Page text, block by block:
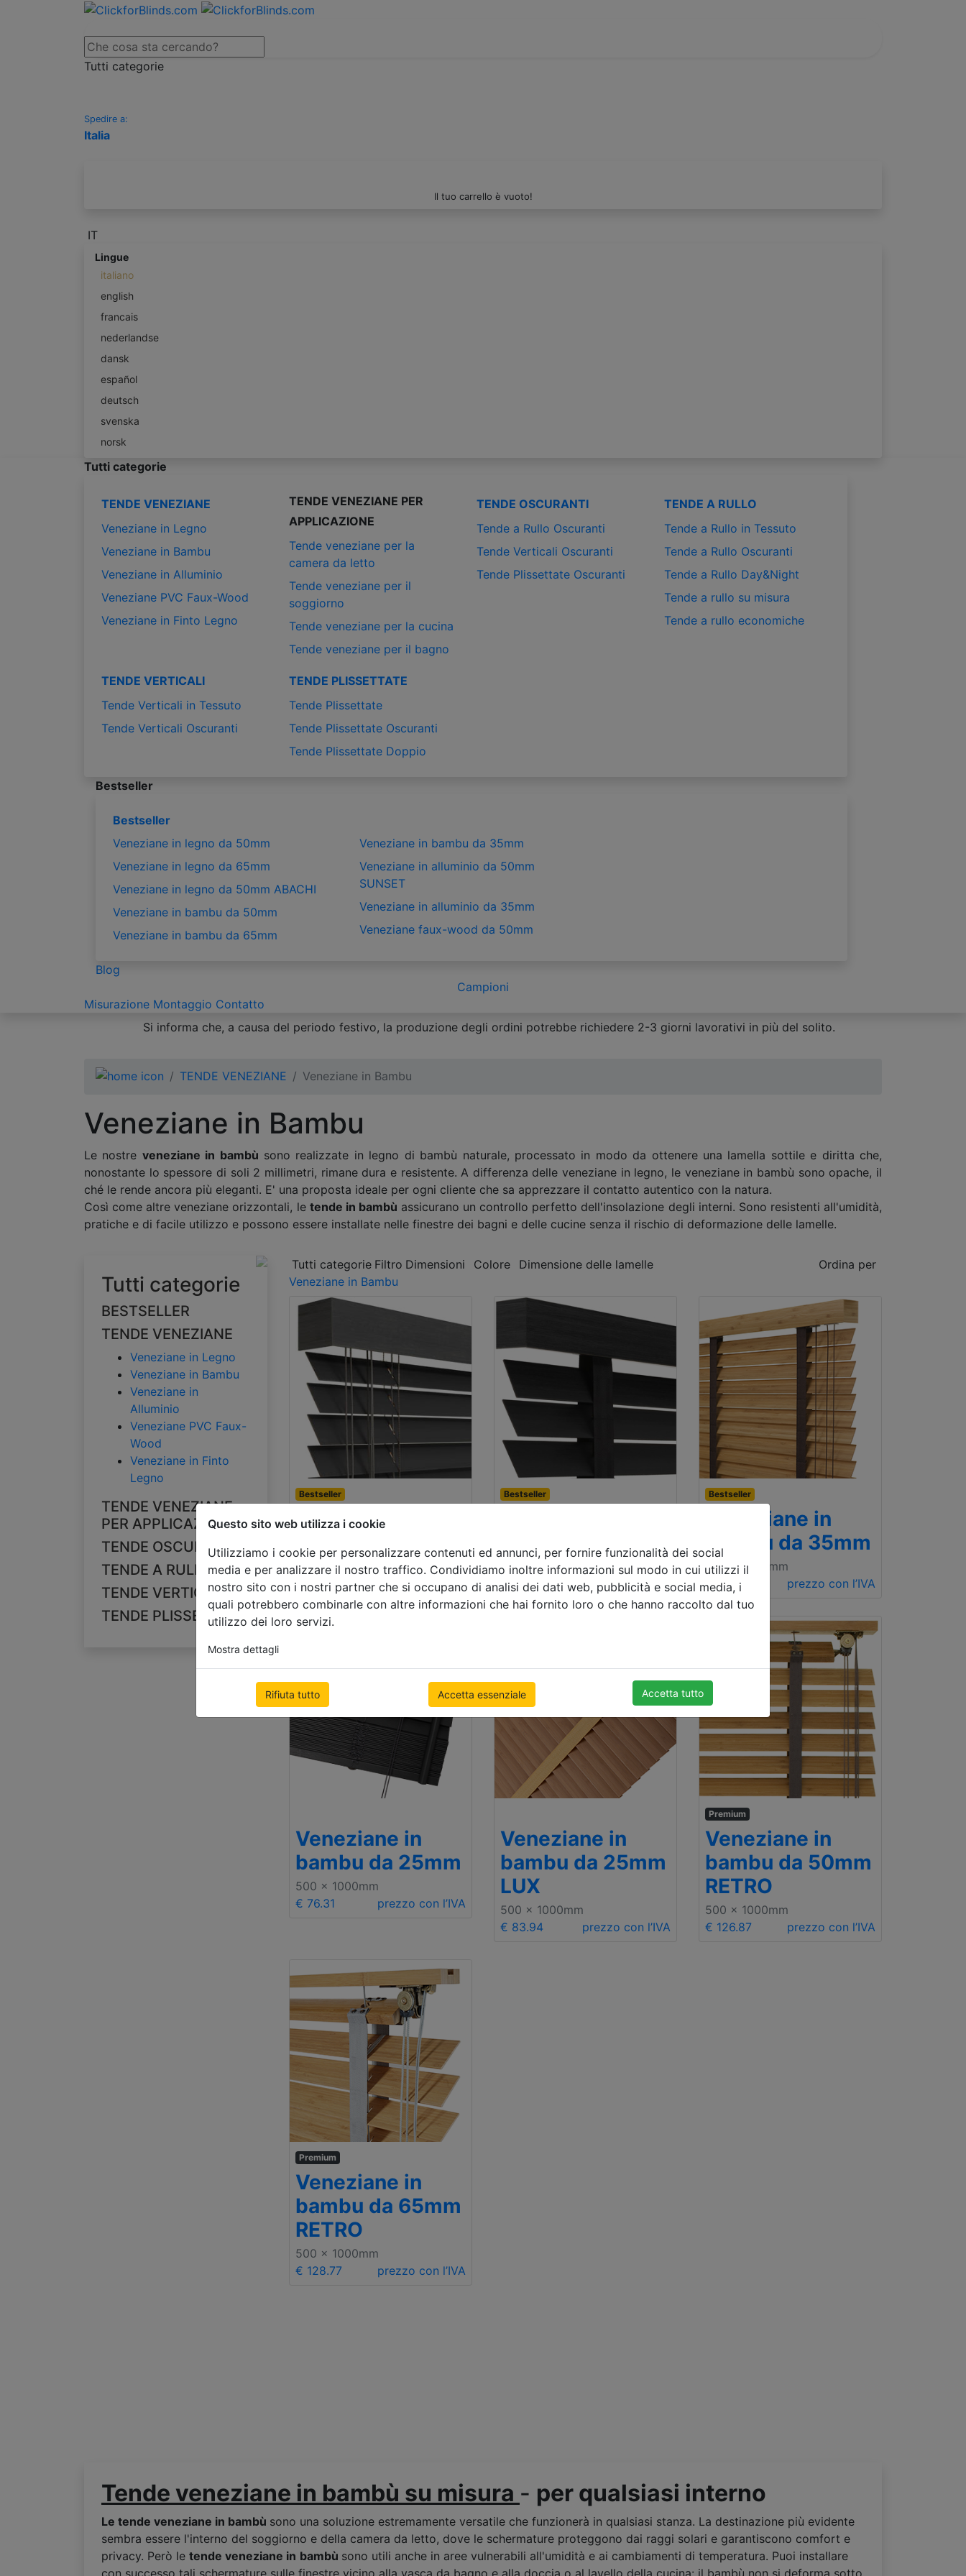
Questo sito web utilizza i cookie
Utilizziamo i cookie per personalizzare contenuti ed annunci, per fornire funzionalità dei social
media e per analizzare il nostro traffico. Condividiamo inoltre informazioni sul modo in cui utilizzi il
nostro sito con i nostri partner che si occupano di analisi dei dati web, pubblicità e social media, i
quali potrebbero combinarle con altre informazioni che hai fornito loro o che hanno raccolto dal tuo
utilizzo dei loro servizi.
Mostra dettagli
Rifiuta tutto Accetta essenziale Accetta tutto
Tutti categorie
Spedire a:
Italia
Il tuo carrello è vuoto!
IT
Lingue
italiano
english
francais
nederlandse
dansk
español
deutsch
svenska
norsk
Tutti categorie
TENDE VENEZIANE
Veneziane in Legno
Veneziane in Bambu
Veneziane in Alluminio
Veneziane PVC Faux-Wood
Veneziane in Finto Legno
TENDE VENEZIANE PER
APPLICAZIONE
Tende veneziane per la
camera da letto
Tende veneziane per il
soggiorno
Tende veneziane per la cucina
Tende veneziane per il bagno
TENDE OSCURANTI
Tende a Rullo Oscuranti
Tende Verticali Oscuranti
Tende Plissettate Oscuranti
TENDE A RULLO
Tende a Rullo in Tessuto
Tende a Rullo Oscuranti
Tende a Rullo Day&Night
Tende a rullo su misura
Tende a rullo economiche
TENDE VERTICALI
Tende Verticali in Tessuto
Tende Verticali Oscuranti
TENDE PLISSETTATE
Tende Plissettate
Tende Plissettate Oscuranti
Tende Plissettate Doppio
Bestseller
Bestseller
Veneziane in legno da 50mm
Veneziane in legno da 65mm
Veneziane in legno da 50mm ABACHI
Veneziane in bambu da 50mm
Veneziane in bambu da 65mm
Veneziane in bambu da 35mm
Veneziane in alluminio da 50mm
SUNSET
Veneziane in alluminio da 35mm
Veneziane faux-wood da 50mm
Blog
Campioni
Misurazione Montaggio Contatto
Si informa che, a causa del periodo festivo, la produzione degli ordini potrebbe richiedere 2-3 giorni lavorativi in più del solito.
TENDE VENEZIANE Veneziane in Bambu
Veneziane in Bambu
Le nostre veneziane in bambù sono realizzate in legno di bambù naturale, processato in modo da ottenere una lamella sottile e diritta che,
nonostante lo spessore di soli 2 millimetri, rimane dura e resistente. A differenza delle veneziane in legno, le veneziane in bambù sono opache, il
ché le rende ancora più eleganti. E' una proposta ideale per ogni cliente che sa apprezzare il contatto autentico con la natura.
Così come altre veneziane orizzontali, le tende in bambù assicurano un controllo perfetto dell'insolazione degli interni. Sono resistenti all'umidità,
pratiche e di facile utilizzo e possono essere installate nelle finestre dei bagni e delle cucine senza il rischio di deformazione delle lamelle.
Tutti categorie
BESTSELLER
TENDE VENEZIANE
Veneziane in Legno
Veneziane in Bambu
Veneziane in
Alluminio
Veneziane PVC Faux-
Wood
Veneziane in Finto
Legno
TENDE VENEZIANE
PER APPLICAZIONE
TENDE OSCURANTI
TENDE A RULLO
TENDE VERTICALI
TENDE PLISSETTATE
Tutti categorie Filtro Dimensioni Colore Dimensione delle lamelle
Ordina per
Veneziane in Bambu
Bestseller
Veneziane in
bambu da 50mm
500 x 1000mm
€ 77.26
prezzo con l’IVA
Bestseller
bambu da 65mm
500 x 1000mm
€ 81.24
prezzo con l’IVA
Bestseller
Veneziane in
bambu da 35mm
500 x 1000mm
€ 74.81
prezzo con l’IVA
Veneziane in
bambu da 25mm
500 x 1000mm
€ 76.31
prezzo con l’IVA
Veneziane in
bambu da 25mm
LUX
500 x 1000mm
€ 83.94
prezzo con l’IVA
Premium
Veneziane in
bambu da 50mm
RETRO
500 x 1000mm
€ 126.87
prezzo con l’IVA
Premium
Veneziane in
bambu da 65mm
RETRO
500 x 1000mm
€ 128.77
prezzo con l’IVA
Tende veneziane in bambù su misura - per qualsiasi interno
Le tende veneziane in bambù sono una soluzione estremamente versatile che funzionerà in qualsiasi stanza. La destinazione più evidente
sembra essere l'interno del soggiorno e della camera da letto, dove le schermature proteggono dai raggi solari e garantiscono comfort e
privacy. Però le tende veneziane in bambù sono utili anche in aree vulnerabili all'umidità e ai cambiamenti di temperatura. Puoi installare